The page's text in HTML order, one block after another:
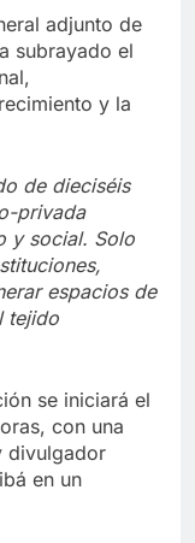
adjunto de
subrayado el
y la
de dieciséis
privada
y social. Solo
espacios de
tejido
se iniciará el
con una
divulgador
en un